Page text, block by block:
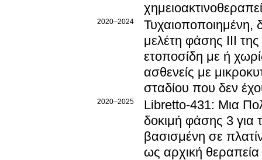
2020–2024
Τυχαιοποποιημένη,
μελέτη φάσης ΙΙΙ
ετοποσίδη με ή
ασθενείς με
σταδίου που δεν
2020–2025
Libretto-431: Μια
δοκιμή φάσης 3 για
βασισμένη σε
ως αρχική θεραπεία